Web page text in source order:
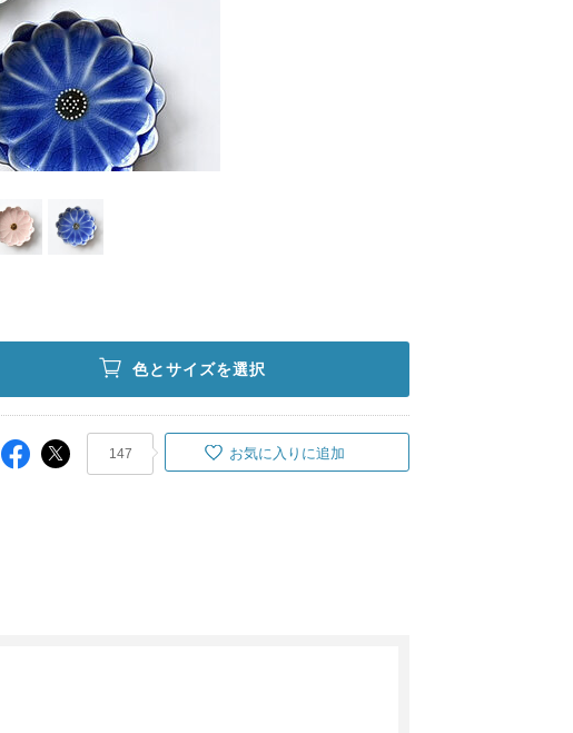
色とサイズを選択
147 お気に入りに追加